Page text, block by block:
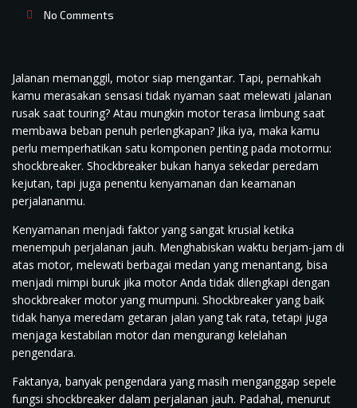
No Comments
Jalanan memanggil, motor siap mengantar. Tapi, pernahkah
kamu merasakan sensasi tidak nyaman saat melewati jalanan
rusak saat touring? Atau mungkin motor terasa limbung saat
membawa beban penuh perlengkapan? Jika iya, maka kamu
perlu memperhatikan satu komponen penting pada motormu:
shockbreaker. Shockbreaker bukan hanya sekedar peredam
kejutan, tapi juga penentu kenyamanan dan keamanan
perjalananmu.
Kenyamanan menjadi faktor yang sangat krusial ketika
menempuh perjalanan jauh. Menghabiskan waktu berjam-jam di
atas motor, melewati berbagai medan yang menantang, bisa
menjadi mimpi buruk jika motor Anda tidak dilengkapi dengan
shockbreaker motor yang mumpuni. Shockbreaker yang baik
tidak hanya meredam getaran jalan yang tak rata, tetapi juga
menjaga kestabilan motor dan mengurangi kelelahan
pengendara.
Faktanya, banyak pengendara yang masih menganggap sepele
fungsi shockbreaker dalam perjalanan jauh. Padahal, menurut